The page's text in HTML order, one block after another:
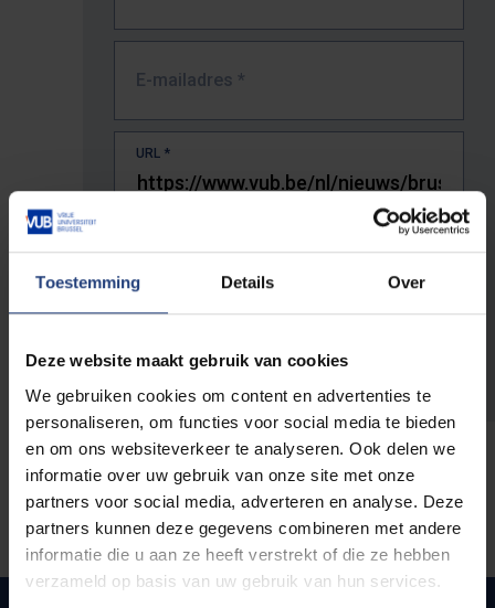
Toestemming Details Over
Deze website maakt gebruik van cookies
We gebruiken cookies om content en advertenties te
personaliseren, om functies voor social media te bieden
en om ons websiteverkeer te analyseren. Ook delen we
informatie over uw gebruik van onze site met onze
partners voor social media, adverteren en analyse. Deze
partners kunnen deze gegevens combineren met andere
informatie die u aan ze heeft verstrekt of die ze hebben
verzameld op basis van uw gebruik van hun services.
E-mailadres *
URL *
De volledige URL van de pagina waar je de fout zag.